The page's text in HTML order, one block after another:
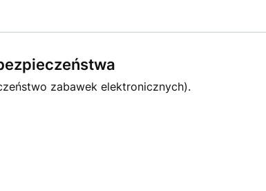
zabawek elektronicznych).